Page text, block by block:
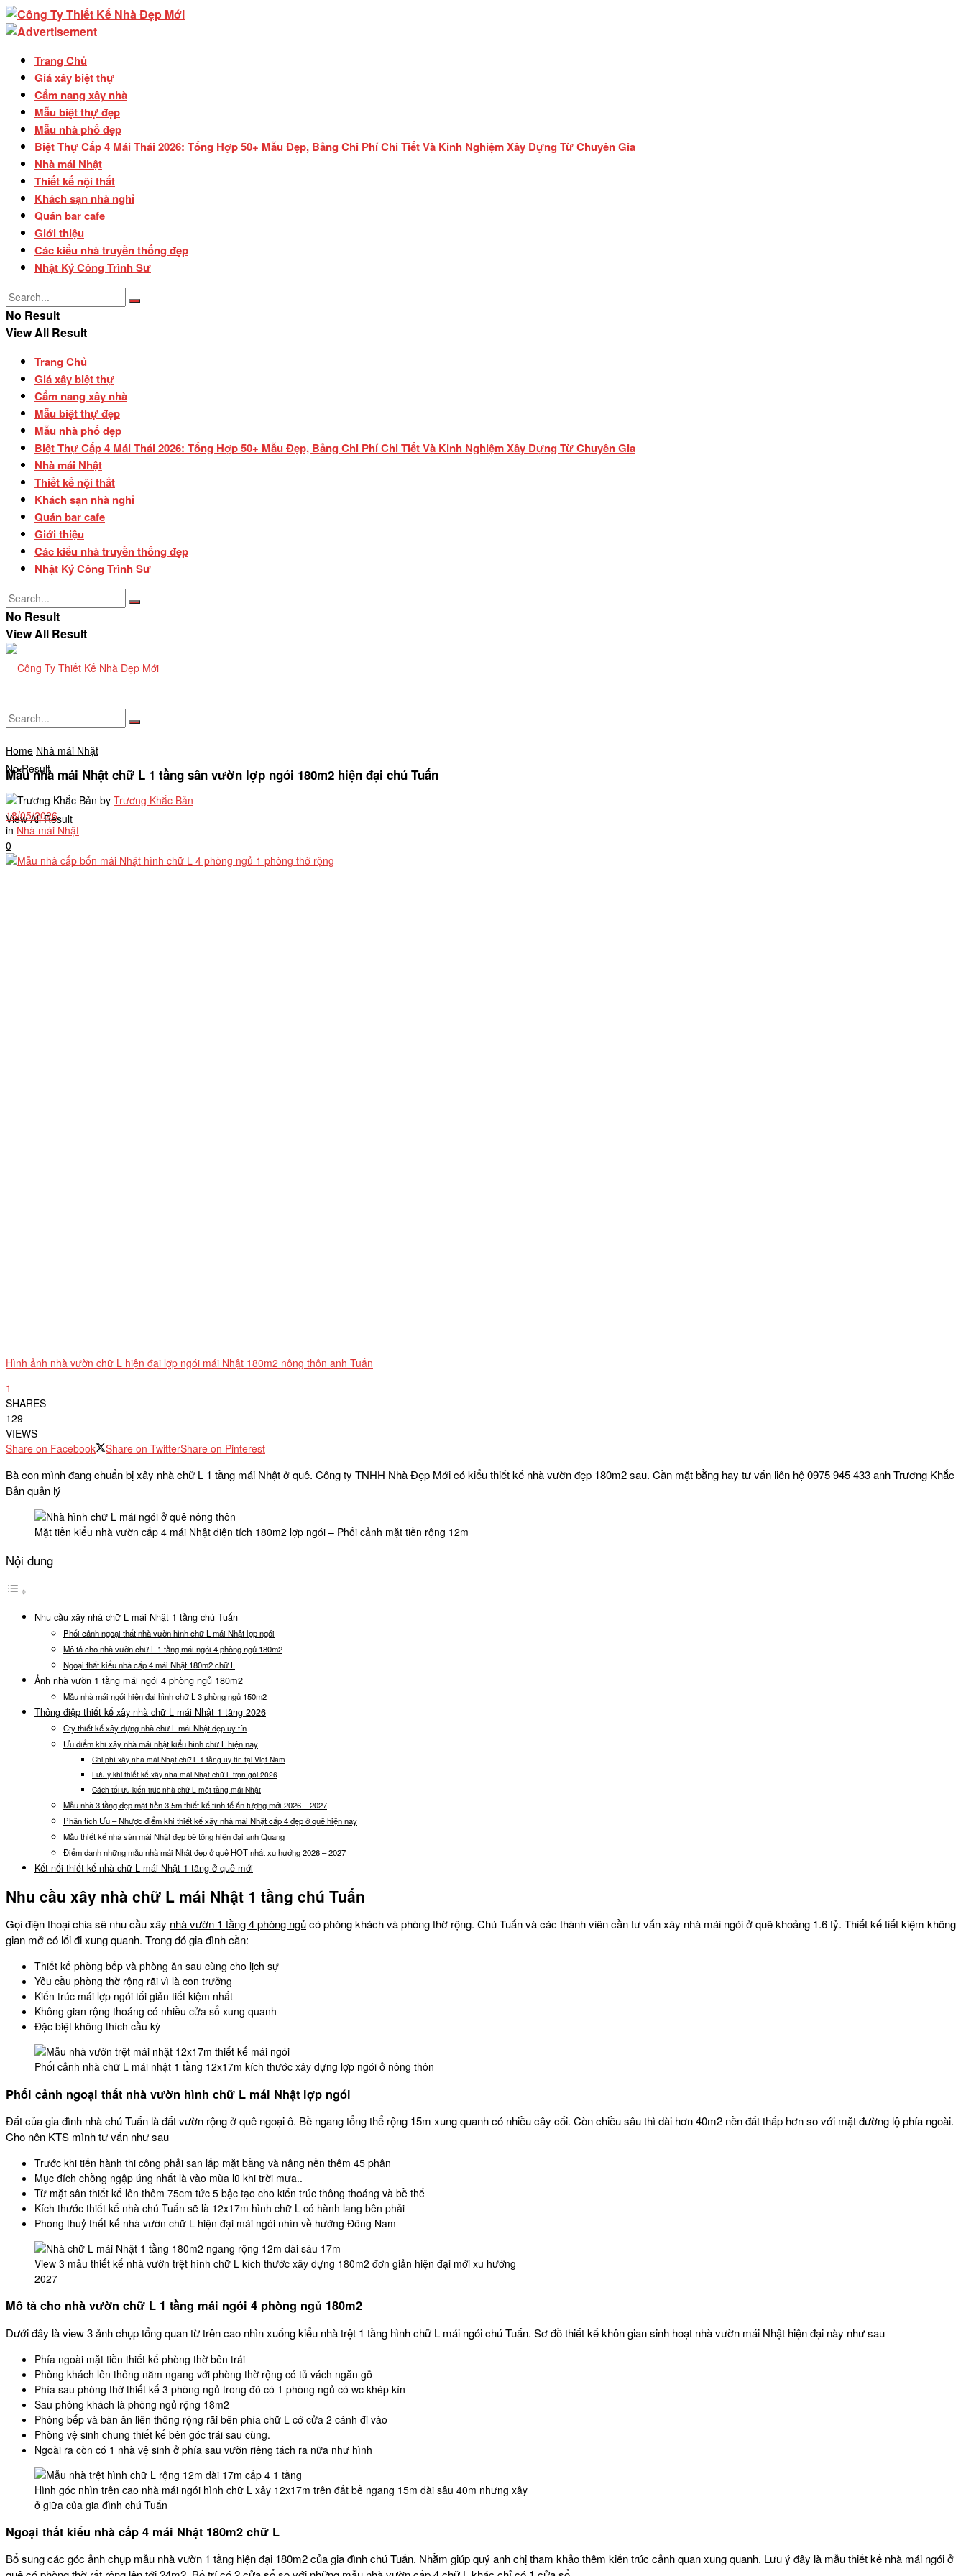
Trang Chủ
Giá xây biệt thự
Cẩm nang xây nhà
Mẫu biệt thự đẹp
Mẫu nhà phố đẹp
Biệt Thự Cấp 4 Mái Thái 2026: Tổng Hợp 50+ Mẫu Đẹp, Bảng Chi Phí Chi Tiết Và Kinh Nghiệm Xây Dựng Từ Chuyên Gia
Nhà mái Nhật
Thiết kế nội thất
Khách sạn nhà nghỉ
Quán bar cafe
Giới thiệu
Các kiểu nhà truyền thống đẹp
Nhật Ký Công Trình Sư
No Result
View All Result
Trang Chủ
Giá xây biệt thự
Cẩm nang xây nhà
Mẫu biệt thự đẹp
Mẫu nhà phố đẹp
Biệt Thự Cấp 4 Mái Thái 2026: Tổng Hợp 50+ Mẫu Đẹp, Bảng Chi Phí Chi Tiết Và Kinh Nghiệm Xây Dựng Từ Chuyên Gia
Nhà mái Nhật
Thiết kế nội thất
Khách sạn nhà nghỉ
Quán bar cafe
Giới thiệu
Các kiểu nhà truyền thống đẹp
Nhật Ký Công Trình Sư
No Result
View All Result
No Result
View All Result
Home Nhà mái Nhật
Mẫu nhà mái Nhật chữ L 1 tầng sân vườn lợp ngói 180m2 hiện đại chú Tuấn
by Trương Khắc Bản
18/05/2026
in Nhà mái Nhật
0
Hình ảnh nhà vườn chữ L hiện đại lợp ngói mái Nhật 180m2 nông thôn anh Tuấn
1
SHARES
129
VIEWS
Share on Facebook
Share on TwitterShare on Pinterest
Bà con mình đang chuẩn bị xây nhà chữ L 1 tầng mái Nhật ở quê. Công ty TNHH Nhà Đẹp Mới có kiểu thiết kế nhà vườn đẹp 180m2 sau. Cần mặt bằng hay tư vấn liên hệ 0975 945 433 anh Trương Khắc
Bản quản lý
Mặt tiền kiểu nhà vườn cấp 4 mái Nhật diện tích 180m2 lợp ngói – Phối cảnh mặt tiền rộng 12m
Nội dung
Nhu cầu xây nhà chữ L mái Nhật 1 tầng chú Tuấn
Phối cảnh ngoại thất nhà vườn hình chữ L mái Nhật lợp ngói
Mô tả cho nhà vườn chữ L 1 tầng mái ngói 4 phòng ngủ 180m2
Ngoại thất kiểu nhà cấp 4 mái Nhật 180m2 chữ L
Ảnh nhà vườn 1 tầng mái ngói 4 phòng ngủ 180m2
Mẫu nhà mái ngói hiện đại hình chữ L 3 phòng ngủ 150m2
Thông điệp thiết kế xây nhà chữ L mái Nhật 1 tầng 2026
Cty thiết kế xây dựng nhà chữ L mái Nhật đẹp uy tín
Ưu điểm khi xây nhà mái nhật kiểu hình chữ L hiện nay
Chi phí xây nhà mái Nhật chữ L 1 tầng uy tín tại Việt Nam
Lưu ý khi thiết kế xây nhà mái Nhật chữ L trọn gói 2026
Cách tối ưu kiến trúc nhà chữ L một tầng mái Nhật
Mẫu nhà 3 tầng đẹp mặt tiền 3.5m thiết kế tinh tế ấn tượng mới 2026 – 2027
Phân tích Ưu – Nhược điểm khi thiết kế xây nhà mái Nhật cấp 4 đẹp ở quê hiện nay
Mẫu thiết kế nhà sàn mái Nhật đẹp bê tông hiện đại anh Quang
Điểm danh những mẫu nhà mái Nhật đẹp ở quê HOT nhất xu hướng 2026 – 2027
Kết nối thiết kế nhà chữ L mái Nhật 1 tầng ở quê mới
Nhu cầu xây nhà chữ L mái Nhật 1 tầng chú Tuấn
Gọi điện thoại chia sẽ nhu cầu xây nhà vườn 1 tầng 4 phòng ngủcó phòng khách và phòng thờ rộng. Chú Tuấn và các thành viên cần tư vấn xây nhà mái ngói ở quê khoảng 1.6 tỷ. Thiết kế tiết kiệm không
gian mở có lối đi xung quanh. Trong đó gia đình cần:
Thiết kế phòng bếp và phòng ăn sau cùng cho lịch sự
Yêu cầu phòng thờ rộng rãi vì là con trưởng
Kiến trúc mái lợp ngói tối giản tiết kiệm nhất
Không gian rộng thoáng có nhiều cửa sổ xung quanh
Đặc biệt không thích cầu kỳ
Phối cảnh nhà chữ L mái nhật 1 tầng 12x17m kích thước xây dựng lợp ngói ở nông thôn
Phối cảnh ngoại thất nhà vườn hình chữ L mái Nhật lợp ngói
Đất của gia đình nhà chú Tuấn là đất vườn rộng ở quê ngoại ô. Bề ngang tổng thể rộng 15m xung quanh có nhiều cây cối. Còn chiều sâu thì dài hơn 40m2 nền đất thấp hơn so với mặt đường lộ phía ngoài.
Cho nên KTS mình tư vấn như sau
Trước khi tiến hành thi công phải san lấp mặt bằng và nâng nền thêm 45 phân
Mục đích chồng ngập úng nhất là vào mùa lũ khi trời mưa..
Từ mặt sân thiết kế lên thêm 75cm tức 5 bậc tạo cho kiến trúc thông thoáng và bề thế
Kích thước thiết kế nhà chú Tuấn sẽ là 12x17m hình chữ L có hành lang bên phải
Phong thuỷ thết kế nhà vườn chữ L hiện đại mái ngói nhìn về hướng Đông Nam
View 3 mẫu thiết kế nhà vườn trệt hình chữ L kích thước xây dựng 180m2 đơn giản hiện đại mới xu hướng
2027
Mô tả cho nhà vườn chữ L 1 tầng mái ngói 4 phòng ngủ 180m2
Dưới đây là view 3 ảnh chụp tổng quan từ trên cao nhìn xuống kiểu nhà trệt 1 tầng hình chữ L mái ngói chú Tuấn. Sơ đồ thiết kế khôn gian sinh hoạt nhà vườn mái Nhật hiện đại này như sau
Phía ngoài mặt tiền thiết kế phòng thờ bên trái
Phòng khách lên thông nằm ngang với phòng thờ rộng có tủ vách ngăn gỗ
Phía sau phòng thờ thiết kế 3 phòng ngủ trong đó có 1 phòng ngủ có wc khép kín
Sau phòng khách là phòng ngủ rộng 18m2
Phòng bếp và bàn ăn liên thông rộng rãi bên phía chữ L cớ cửa 2 cánh đi vào
Phòng vệ sinh chung thiết kế bên góc trái sau cùng.
Ngoài ra còn có 1 nhà vệ sinh ở phía sau vườn riêng tách ra nữa như hình
Hình góc nhìn trên cao nhà mái ngói hình chữ L xây 12x17m trên đất bề ngang 15m dài sâu 40m nhưng xây
ở giữa của gia đình chú Tuấn
Ngoại thất kiểu nhà cấp 4 mái Nhật 180m2 chữ L
Bổ sung các góc ảnh chụp mẫu nhà vườn 1 tầng hiện đại 180m2 của gia đình chú Tuấn. Nhằm giúp quý anh chị tham khảo thêm kiến trúc cảnh quan xung quanh. Lưu ý đây là mẫu thiết kế nhà mái ngói ở